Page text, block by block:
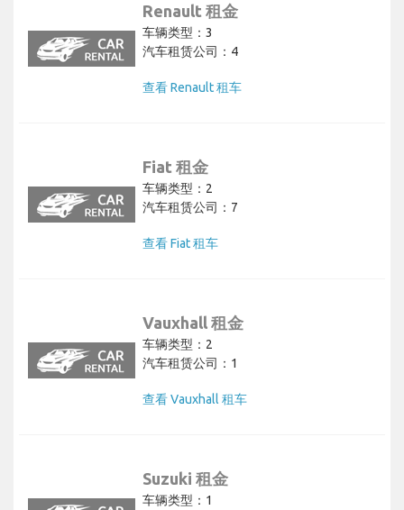
Renault 租金
车辆类型：3
汽车租赁公司：4
查看 Renault 租车
Fiat 租金
车辆类型：2
汽车租赁公司：7
查看 Fiat 租车
Vauxhall 租金
车辆类型：2
汽车租赁公司：1
查看 Vauxhall 租车
Suzuki 租金
车辆类型：1